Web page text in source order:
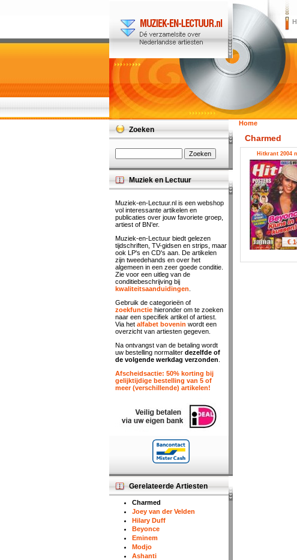
Home
Charmed
Hitkrant 2004
€
Zoeken
Muziek en Lectuur
Muziek-en-Lectuur.nl is een webshop
vol interessante artikelen en
publicaties over jouw favoriete groep,
artiest of BN'er.
Muziek-en-Lectuur biedt gelezen
tijdschriften, TV-gidsen en strips, maar
ook LP's en CD's aan. De artikelen
zijn tweedehands en over het
algemeen in een zeer goede conditie.
Zie voor een uitleg van de
conditiebeschrijving bij
kwaliteitsaanduidingen
Gebruik de categorieën of
zoekfunctie hieronder om te zoeken
naar een specifiek artikel of artiest.
Via het alfabet bovenin wordt een
overzicht van artiesten gegeven.
Na ontvangst van de betaling wordt
uw bestelling normaliter dezelfde of
de volgende werkdag verzonden
Afscheidsactie: 50% korting bij
gelijktijdige bestelling van 5 of
meer (verschillende) artikelen!
Gerelateerde Artiesten
Charmed
Joey van der Velden
Hilary Duff
Beyonce
Eminem
Modjo
Ashanti